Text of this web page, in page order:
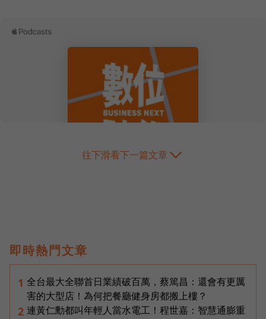
往下滑看下一篇文章
即時熱門文章
1 全台最大全聯首日業績破百萬，蔡篤昌：還會有更厲
害的大型店！為何把餐廳健身房都搬上樓？
2 連黃仁勳都叫年輕人當水電工！程世嘉：智慧通膨重